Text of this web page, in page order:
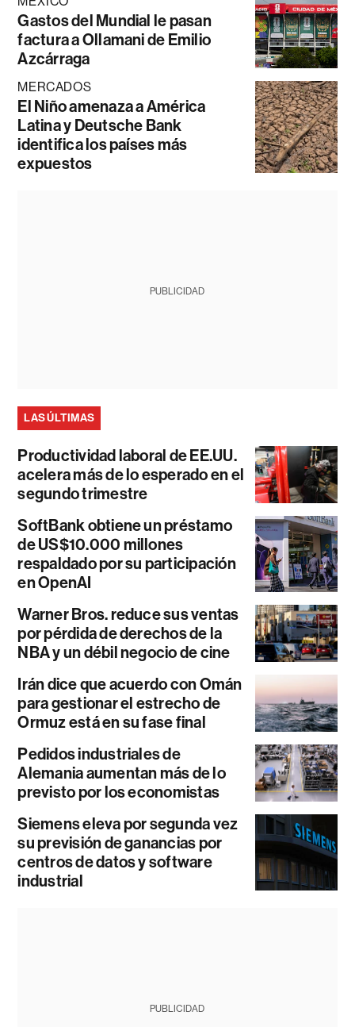
Gastos del Mundial le pasan
factura a Ollamani de Emilio
Azcárraga
MERCADOS
El Niño amenaza a América
Latina y Deutsche Bank
identifica los países más
expuestos
PUBLICIDAD
LAS ÚLTIMAS
Productividad laboral de EE.UU.
acelera más de lo esperado en el
segundo trimestre
SoftBank obtiene un préstamo
de US$10.000 millones
respaldado por su participación
en OpenAI
Warner Bros. reduce sus ventas
por pérdida de derechos de la
NBA y un débil negocio de cine
Irán dice que acuerdo con Omán
para gestionar el estrecho de
Ormuz está en su fase final
Pedidos industriales de
Alemania aumentan más de lo
previsto por los economistas
Siemens eleva por segunda vez
su previsión de ganancias por
centros de datos y software
industrial
PUBLICIDAD